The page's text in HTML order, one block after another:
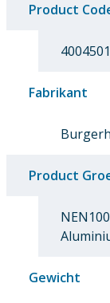
Product
Fabrikant
Product
Gewicht